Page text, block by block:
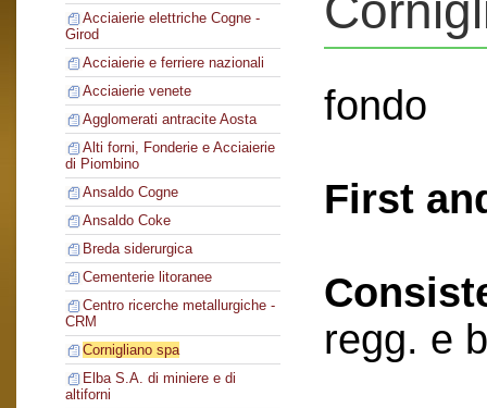
Acciaierie elettriche Cogne -
Girod
Acciaierie e ferriere nazionali
Acciaierie venete
Agglomerati antracite Aosta
Alti forni, Fonderie e Acciaierie
di Piombino
Ansaldo Cogne
Ansaldo Coke
Breda siderurgica
Cementerie litoranee
Centro ricerche metallurgiche -
CRM
Cornigliano spa
Elba S.A. di miniere e di
altiforni
fondo
First
regg. e